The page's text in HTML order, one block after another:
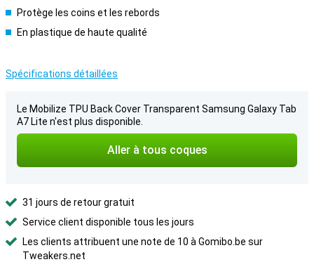
Protège les coins et les rebords
En plastique de haute qualité
Spécifications détaillées
Le Mobilize TPU Back Cover Transparent Samsung Galaxy Tab
A7 Lite n'est plus disponible.
Aller à tous coques
31 jours de retour gratuit
Service client disponible tous les jours
Les clients attribuent une note de 10 à Gomibo.be sur
Tweakers.net